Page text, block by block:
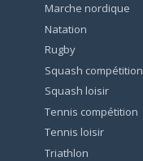
Marche nordique
Natation
Rugby
Squash compétition
Squash loisir
Tennis compétition
Tennis loisir
Triathlon